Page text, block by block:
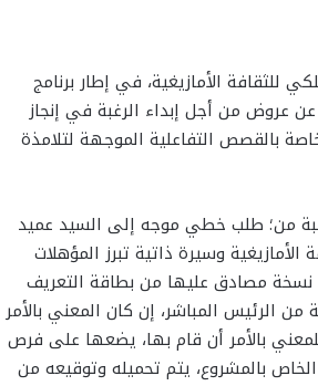
للثقافة الأمازيغية، في إطار برنامج
برسم سنة 2023، عن عروض من أجل إبداء الرغبة في إنجاز
بالقصص التفاعلية الموجهة لتلامذة
من؛ طلب خطي موجه إلى السيد عميد
وسيرة ذاتية تبرز المؤهلات
نسخة مصادق عليها من بطاقة التعريف
الرئيس المباشر، إن كان المعني بالأمر
بالأمر أن قام بها، يضعها على فرص
بالمشروع، يتم تحميله وتوقيعه من